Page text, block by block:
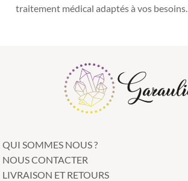
traitement médical adaptés à vos besoins.
QUI SOMMES NOUS ?
NOUS CONTACTER
LIVRAISON ET RETOURS